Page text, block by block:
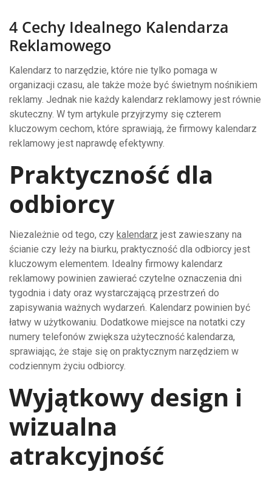
4 Cechy Idealnego Kalendarza
Reklamowego
Kalendarz to narzędzie, które nie tylko pomaga w
organizacji czasu, ale także może być świetnym nośnikiem
reklamy. Jednak nie każdy kalendarz reklamowy jest równie
skuteczny. W tym artykule przyjrzymy się czterem
kluczowym cechom, które sprawiają, że firmowy kalendarz
reklamowy jest naprawdę efektywny.
Praktyczność dla
odbiorcy
Niezależnie od tego, czy kalendarz jest zawieszany na
ścianie czy leży na biurku, praktyczność dla odbiorcy jest
kluczowym elementem. Idealny firmowy kalendarz
reklamowy powinien zawierać czytelne oznaczenia dni
tygodnia i daty oraz wystarczającą przestrzeń do
zapisywania ważnych wydarzeń. Kalendarz powinien być
łatwy w użytkowaniu. Dodatkowe miejsce na notatki czy
numery telefonów zwiększa użyteczność kalendarza,
sprawiając, że staje się on praktycznym narzędziem w
codziennym życiu odbiorcy.
Wyjątkowy design i
wizualna
atrakcyjność